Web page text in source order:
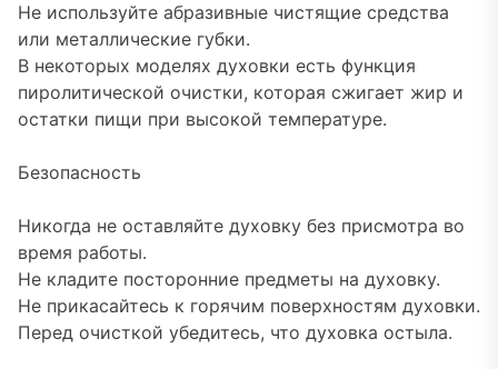
Не используйте абразивные чистящие средства
или металлические губки.
В некоторых моделях духовки есть функция
пиролитической очистки, которая сжигает жир и
остатки пищи при высокой температуре.
Безопасность
Никогда не оставляйте духовку без присмотра во
время работы.
Не кладите посторонние предметы на духовку.
Не прикасайтесь к горячим поверхностям духовки.
Перед очисткой убедитесь, что духовка остыла.